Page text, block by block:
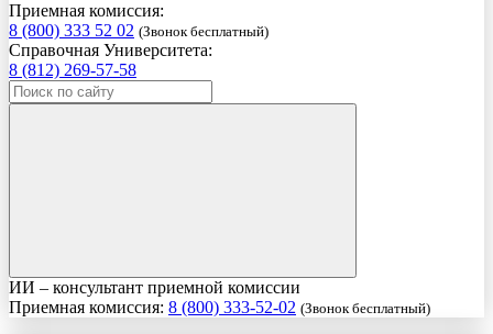
Приемная комиссия:
8 (800) 333 52 02 (Звонок бесплатный)
Справочная Университета:
8 (812) 269-57-58
ИИ – консультант приемной комиссии
Приемная комиссия: 8 (800) 333-52-02 (Звонок бесплатный)